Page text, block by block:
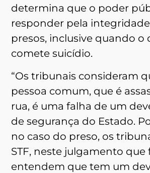
determina que o poder
responder pela
presos, inclusive quando o
comete suicídio.
“Os tribunais consideram
pessoa comum, que é
rua, é uma falha de um
de segurança do Estado.
no caso do preso, os
STF, neste julgamento que
entendem que tem um